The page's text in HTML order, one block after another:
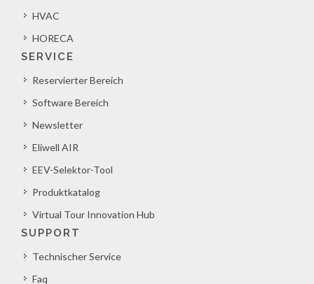
HVAC
HORECA
SERVICE
Reservierter Bereich
Software Bereich
Newsletter
Eliwell AIR
EEV-Selektor-Tool
Produktkatalog
Virtual Tour Innovation Hub
SUPPORT
Technischer Service
Faq